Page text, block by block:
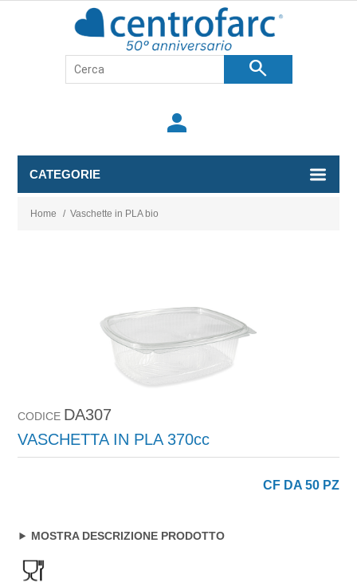
search
person
CATEGORIE
Home / Vaschette in PLA bio
CODICE DA307
VASCHETTA IN PLA 370cc
CF DA 50 PZ
MOSTRA DESCRIZIONE PRODOTTO